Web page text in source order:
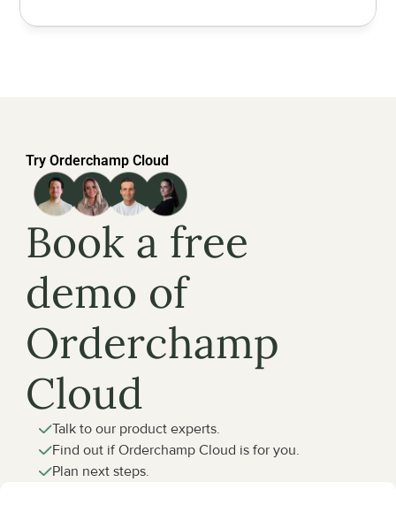
Try Orderchamp Cloud
Book a free
demo of
Orderchamp
Cloud
Talk to our product experts.
Find out if Orderchamp Cloud is for you.
Plan next steps.